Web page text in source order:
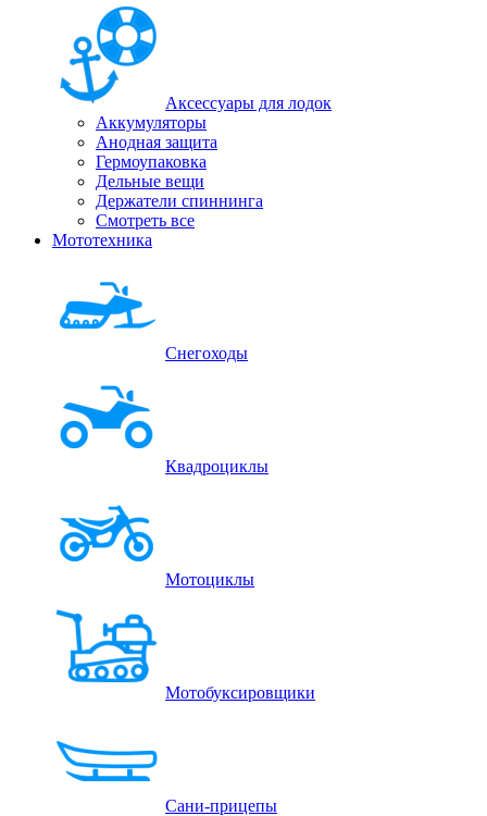
Аксессуары для лодок
Аккумуляторы
Анодная защита
Гермоупаковка
Дельные вещи
Держатели спиннинга
Смотреть все
Мототехника
Снегоходы
Квадроциклы
Мотоциклы
Мотобуксировщики
Сани-прицепы